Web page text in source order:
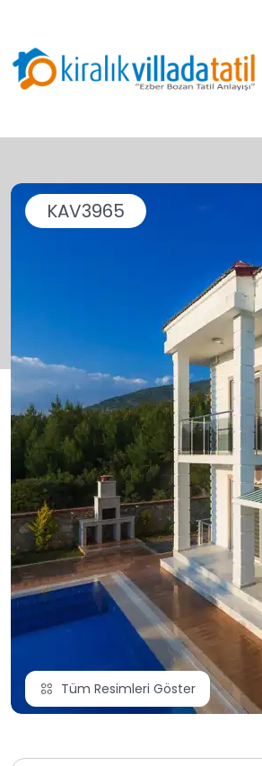
KAV3965
Tüm Resimleri Göster